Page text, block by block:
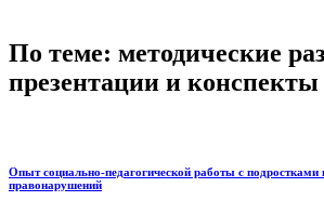
По теме: методические
презентации и конспекты
Опыт социально-педагогической работы с подростками
правонарушений